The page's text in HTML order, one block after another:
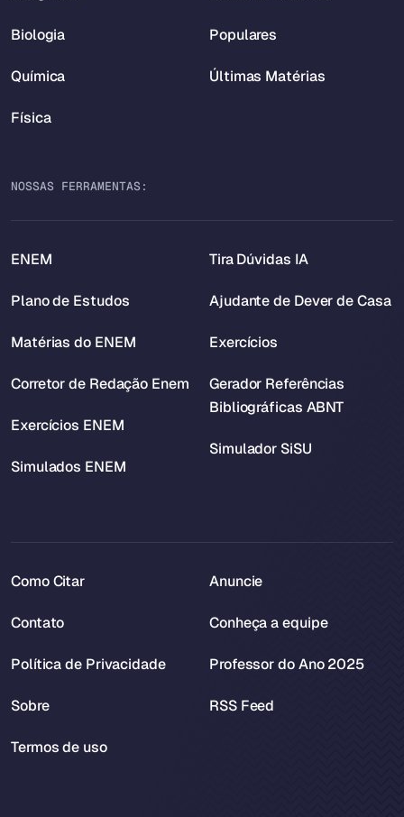
Biologia
Química
Física
Populares
Últimas Matérias
NOSSAS FERRAMENTAS:
ENEM
Plano de Estudos
Matérias do ENEM
Corretor de Redação Enem
Exercícios ENEM
Simulados ENEM
Tira Dúvidas IA
Ajudante de Dever de Casa
Exercícios
Gerador Referências
Bibliográficas ABNT
Simulador SiSU
Como Citar
Contato
Política de Privacidade
Sobre
Termos de uso
Anuncie
Conheça a equipe
Professor do Ano 2025
RSS Feed